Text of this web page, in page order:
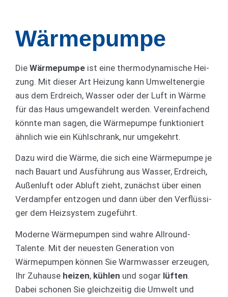
Wärmepumpe
Die Wärmepumpe ist eine thermo­dy­na­mische Hei­
zung. Mit dieser Art Hei­zung kann Um­welt­ener­gie
aus dem Erd­reich, Wasser oder der Luft in Wär­me
für das Haus um­ge­wan­delt werden. Vereinfachend
könnte man sagen, die Wärmepumpe funktioniert
ähnlich wie ein Kühlschrank, nur umgekehrt.
Dazu wird die Wär­me, die sich eine Wär­me­pum­pe je
nach Bau­art und Aus­füh­rung aus Wasser, Erd­reich,
Außen­luft oder Ab­luft zieht, zu­nächst über einen
Ver­damp­fer ent­zogen und dann über den Ver­flüssi­
ger dem Heiz­system zu­geführt.
Moderne Wärmepumpen sind wahre Allround-
Talente. Mit der neuesten Generation von
Wärmepumpen können Sie Warmwasser erzeugen,
Ihr Zuhause heizen, kühlen und sogar lüften.
Dabei schonen Sie gleichzeitig die Umwelt und